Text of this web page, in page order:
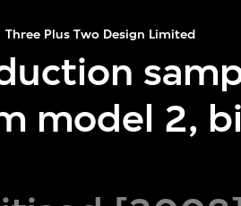
Three Plus Two Design Limited
model 2,